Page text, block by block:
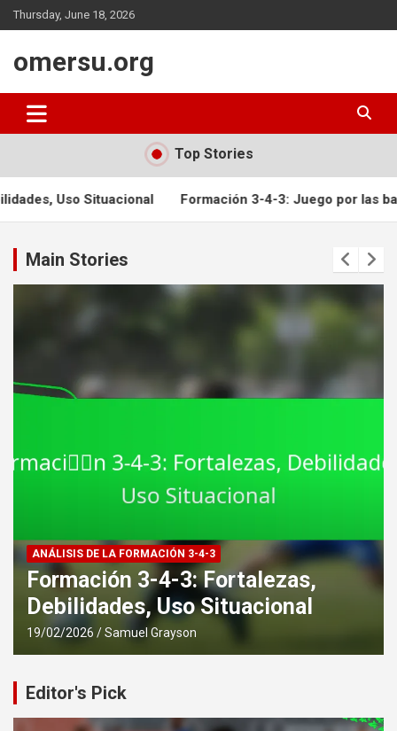
Skip
to
Thursday, June 18, 2026
omersu.org
Top Stories
Formación 3-4-3: Juego por las bandas, Dominio
Main Stories
Formación 3-4-3: Juego por las
bandas, Dominio central, Solidez
defensiva
19/02/2026 Samuel Grayson
Editor's Pick